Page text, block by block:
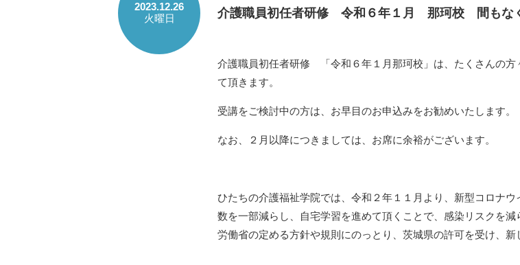
2023.12.26
火曜日
介護職員初任者研修 令和６年１月 那珂校 間もな
介護職員初任者研修 「令和６年１月那珂校」は、たくさんの
て頂きます。
受講をご検討中の方は、お早目のお申込みをお勧めいたします。
なお、２月以降につきましては、お席に余裕がございます。
ひたちの介護福祉学院では、令和２年１１月より、新型コロナ
数を一部減らし、自宅学習を進めて頂くことで、感染リスクを
労働省の定める方針や規則にのっとり、茨城県の許可を受け、新